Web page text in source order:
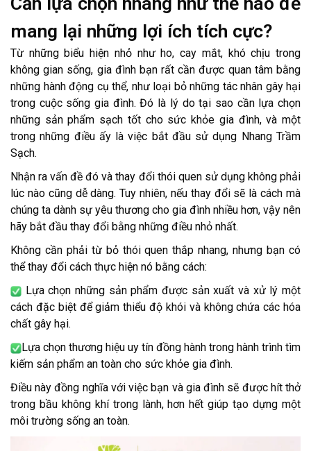
mang lại những lợi ích tích cực?
Từ những biểu hiện nhỏ như ho, cay mắt, khó chịu trong
không gian sống, gia đình bạn rất cần được quan tâm bằng
những hành động cụ thể, như loại bỏ những tác nhân gây hại
trong cuộc sống gia đình. Đó là lý do tại sao cần lựa chọn
những sản phẩm sạch tốt cho sức khỏe gia đình, và một
trong những điều ấy là việc bắt đầu sử dụng Nhang Trầm
Sạch.
Nhận ra vấn đề đó và thay đổi thói quen sử dụng không phải
lúc nào cũng dễ dàng. Tuy nhiên, nếu thay đổi sẽ là cách mà
chúng ta dành sự yêu thương cho gia đình nhiều hơn, vậy nên
hãy bắt đầu thay đổi bằng những điều nhỏ nhất.
Không cần phải từ bỏ thói quen thắp nhang, nhưng bạn có
thể thay đổi cách thực hiện nó bằng cách:
Lựa chọn những sản phẩm được sản xuất và xử lý một
cách đặc biệt để giảm thiểu độ khói và không chứa các hóa
chất gây hại.
Lựa chọn thương hiệu uy tín đồng hành trong hành trình tìm
kiếm sản phẩm an toàn cho sức khỏe gia đình.
Điều này đồng nghĩa với việc bạn và gia đình sẽ được hít thở
trong bầu không khí trong lành, hơn hết giúp tạo dựng một
môi trường sống an toàn.